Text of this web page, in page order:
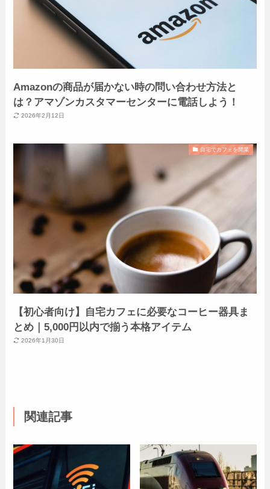
Amazonの商品が届かない時の問い合わせ方法と
は？アマゾンカスタマーセンターに電話しよう！
2026年2月12日
自宅でカフェを開業
【初心者向け】自宅カフェに必要なコーヒー器具ま
とめ｜5,000円以内で揃う本格アイテム
2026年1月30日
関連記事